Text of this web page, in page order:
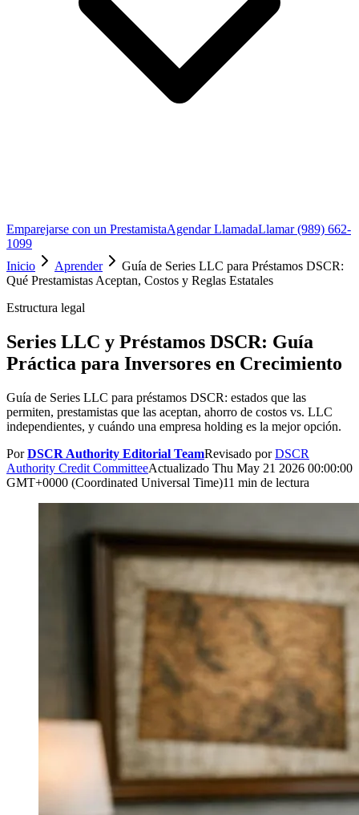
Emparejarse con un PrestamistaAgendar LlamadaLlamar (989) 662-
1099
Inicio
Aprender
Guía de Series LLC para Préstamos DSCR:
Qué Prestamistas Aceptan, Costos y Reglas Estatales
Estructura legal
Series LLC y Préstamos DSCR: Guía
Práctica para Inversores en Crecimiento
Guía de Series LLC para préstamos DSCR: estados que las
permiten, prestamistas que las aceptan, ahorro de costos vs. LLC
independientes, y cuándo una empresa holding es la mejor opción.
PorDSCR Authority Editorial TeamRevisado porDSCR
Authority Credit CommitteeActualizado Thu May 21 2026 00:00:00
GMT+0000 (Coordinated Universal Time)11 min de lectura